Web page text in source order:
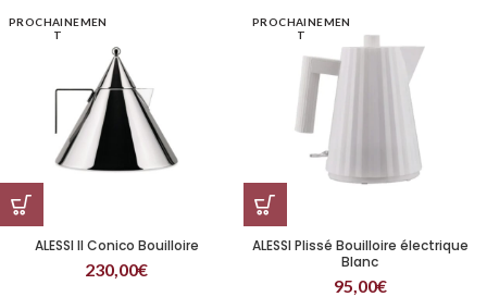
PROCHAINEMEN
T
ALESSI Il Conico Bouilloire
230,00€
PROCHAINEMEN
T
ALESSI Plissé Bouilloire électrique
Blanc
95,00€